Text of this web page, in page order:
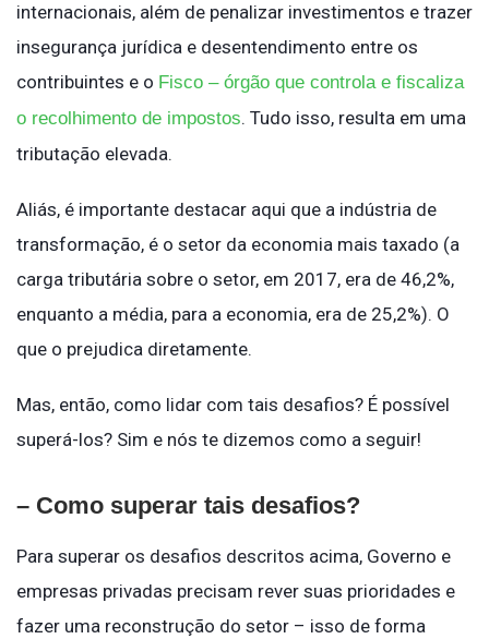
internacionais, além de penalizar investimentos e trazer
insegurança jurídica e desentendimento entre os
contribuintes e o Fisco – órgão que controla e fiscaliza
o recolhimento de impostos. Tudo isso, resulta em uma
tributação elevada.
Aliás, é importante destacar aqui que a indústria de
transformação, é o setor da economia mais taxado (a
carga tributária sobre o setor, em 2017, era de 46,2%,
enquanto a média, para a economia, era de 25,2%). O
que o prejudica diretamente.
Mas, então, como lidar com tais desafios? É possível
superá-los? Sim e nós te dizemos como a seguir!
– Como superar tais desafios?
Para superar os desafios descritos acima, Governo e
empresas privadas precisam rever suas prioridades e
fazer uma reconstrução do setor – isso de forma